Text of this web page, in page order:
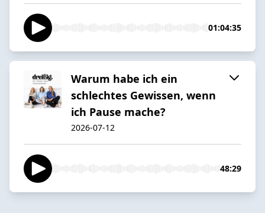
01:04:35
Warum habe ich ein
schlechtes Gewissen, wenn
ich Pause mache?
2026-07-12
48:29